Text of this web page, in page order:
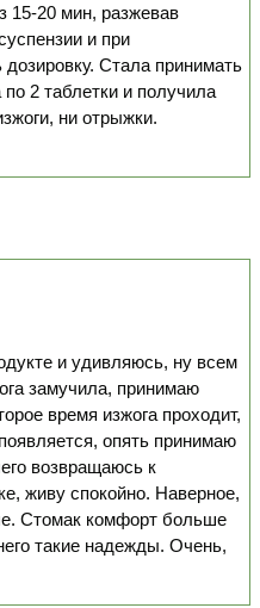
15-20 мин, разжевав
и при
Стала принимать
2 таблетки и получила
ни отрыжки.
и удивляюсь, ну всем
замучила, принимаю
время изжога проходит,
опять принимаю
возвращаюсь к
живу спокойно. Наверное,
Стомак комфорт больше
такие надежды. Очень,